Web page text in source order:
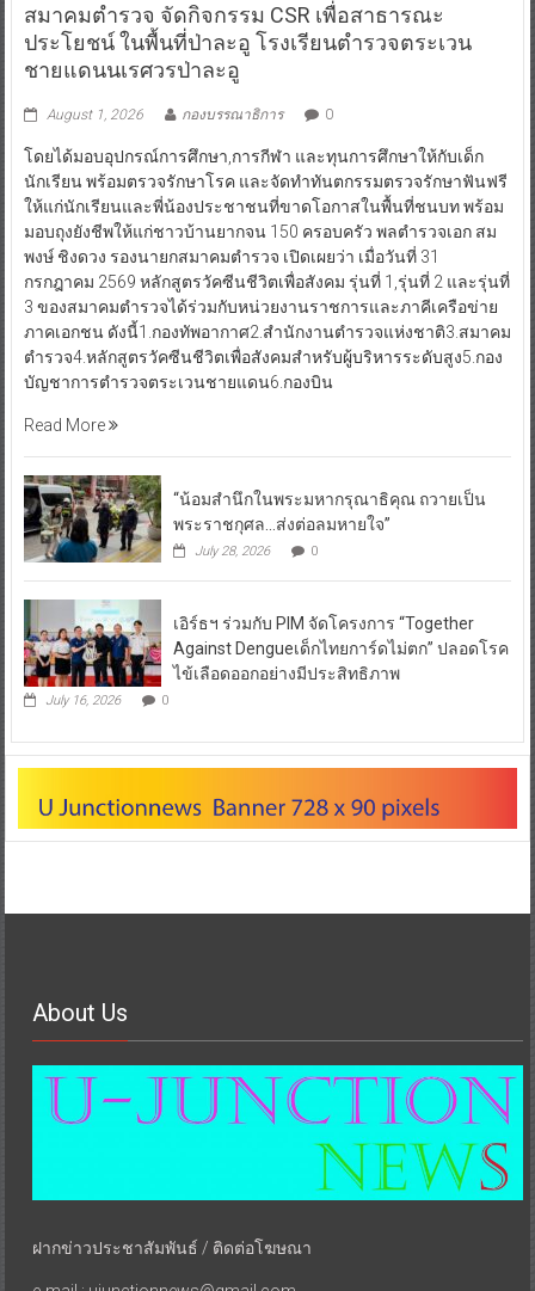
สมาคมตำรวจ จัดกิจกรรม CSR เพื่อสาธารณะ
ประโยชน์ ในพื้นที่ป่าละอู โรงเรียนตำรวจตระเวน
ชายแดนนเรศวรป่าละอู
August 1, 2026 กองบรรณาธิการ 0
โดยได้มอบอุปกรณ์การศึกษา,การกีฬา และทุนการศึกษาให้กับเด็ก
นักเรียน พร้อมตรวจรักษาโรค และจัดทำทันตกรรมตรวจรักษาฟันฟรี
ให้แก่นักเรียนและพี่น้องประชาชนที่ขาดโอกาสในพื้นที่ชนบท พร้อม
มอบถุงยังชีพให้แก่ชาวบ้านยากจน 150 ครอบครัว พลตำรวจเอก สม
พงษ์ ชิงดวง รองนายกสมาคมตำรวจ เปิดเผยว่า เมื่อวันที่ 31
กรกฎาคม 2569 หลักสูตรวัคซีนชีวิตเพื่อสังคม รุ่นที่ 1,รุ่นที่ 2 และรุ่นที่
3 ของสมาคมตำรวจได้ร่วมกับหน่วยงานราชการและภาคีเครือข่าย
ภาคเอกชน ดังนี้1.กองทัพอากาศ2.สำนักงานตำรวจแห่งชาติ3.สมาคม
ตำรวจ4.หลักสูตรวัคซีนชีวิตเพื่อสังคมสำหรับผู้บริหารระดับสูง5.กอง
บัญชาการตำรวจตระเวนชายแดน6.กองบิน
Read More
“น้อมสำนึกในพระมหากรุณาธิคุณ ถวายเป็น
พระราชกุศล…ส่งต่อลมหายใจ”
July 28, 2026 0
เอิร์ธฯ ร่วมกับ PIM จัดโครงการ “Together
Against Dengueเด็กไทยการ์ดไม่ตก” ปลอดโรค
ไข้เลือดออกอย่างมีประสิทธิภาพ
July 16, 2026 0
About Us
ฝากข่าวประชาสัมพันธ์ / ติดต่อโฆษณา